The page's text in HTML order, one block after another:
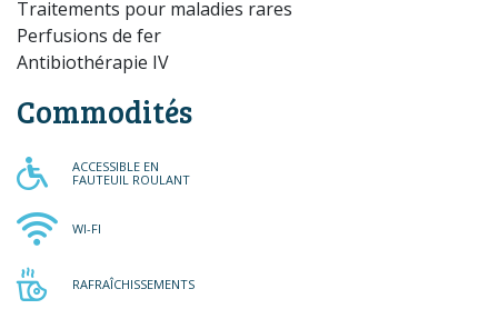
Traitements pour maladies rares
Perfusions de fer
Antibiothérapie IV
Commodités
ACCESSIBLE EN FAUTEUIL
ACCESSIBLE EN
FAUTEUIL ROULANT
WI-FI
WI-FI
RAFRAÎCHISSEMENTS
RAFRAÎCHISSEMENTS